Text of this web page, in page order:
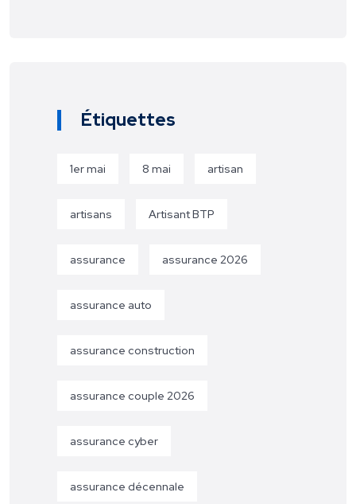
Étiquettes
1er mai 8 mai artisan
artisans Artisant BTP
assurance assurance 2026
assurance auto
assurance construction
assurance couple 2026
assurance cyber
assurance décennale